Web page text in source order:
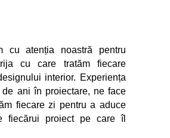
cu atenția noastră pentru
cu care tratăm fiecare
interior. Experiența
ani în proiectare, ne face
fiecare zi pentru a aduce
fiecărui proiect pe care îl